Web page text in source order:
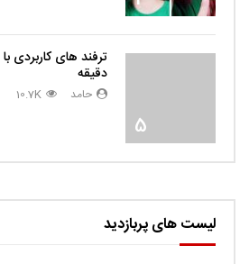
5
ترفند های کاربردی
دقیقه
حامد 10.7K
لیست های پربازدید